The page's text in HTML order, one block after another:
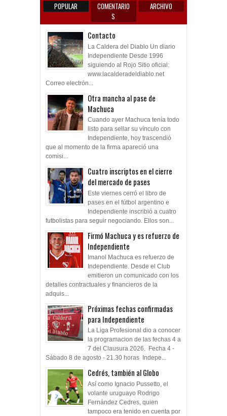
POPULAR
COMENTARIO
S
ARCHIVO
Contacto
La Caldera del Diablo Un diario
Independiente Desde 1996
siguiendo al Rojo Sitio oficial:
www.lacalderadeldiablo.net
Correo electrón...
Otra mancha al pase de
Machuca
Cuando ayer Machuca tenía todo
listo para sellar su vínculo con
Independiente, hoy trascendió
que al momento de la firma apareció una
comisi...
Cuatro inscriptos en el cierre
del mercado de pases
Este viernes cerró el libro de
pases en el fútbol argentino e
Independiente inscribió a cuatro
futbolistas para seguir negociando. Ellos son...
Firmó Machuca y es refuerzo de
Independiente
Imanol Machuca es refuerzo de
Independiente. Desde el Club
emitieron un comunicado con los
detalles contractuales y financieros de la
adquis...
Próximas fechas confirmadas
para Independiente
La Liga Profesional dio a conocer
la programacion de las fechas 4 a
7 del Clausura 2026. Fecha 4 -
Sábado 8 de agosto - 21.30 horas Indepe...
Cedrés, también al Globo
Así como Ignacio Pussetto, el
volante uruguayo Rodrigo
Fernández Cedres, quien
tampoco era tenido en cuenta por